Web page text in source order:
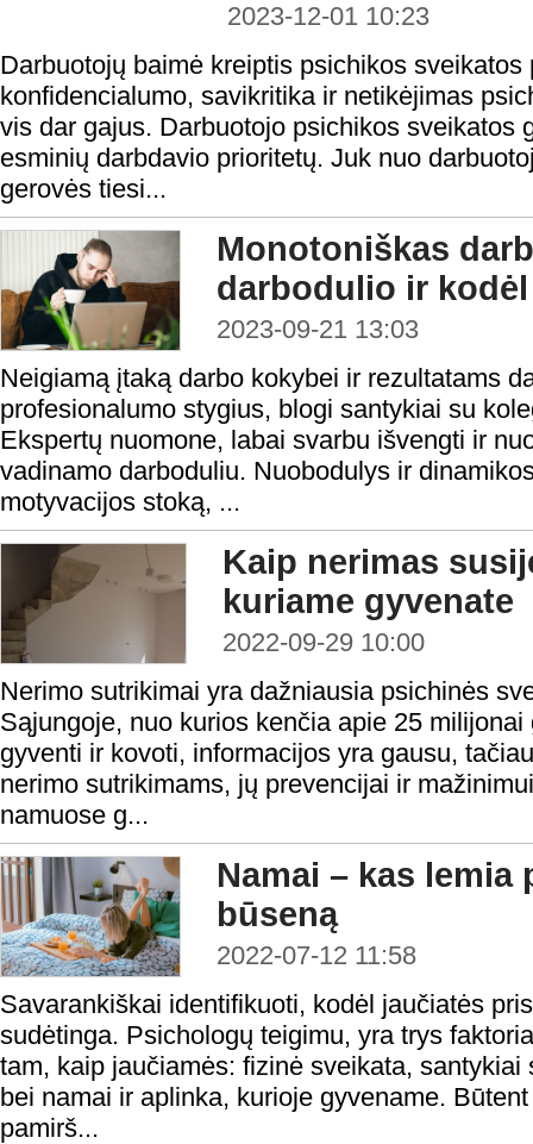
2023-12-01 10:23
Darbuotojų baimė kreiptis psichikos
konfidencialumo, savikritika ir netikėjimas
vis dar gajus. Darbuotojo psichikos sveikatos
esminių darbdavio prioritetų. Juk nuo
gerovės tiesi...
Monotoniškas
darbodulio ir
2023-09-21 13:03
Neigiamą įtaką darbo kokybei ir rezultatams
profesionalumo stygius, blogi santykiai su
Ekspertų nuomone, labai svarbu išvengti ir
vadinamo darboduliu. Nuobodulys ir
motyvacijos stoką, ...
Kaip nerimas
kuriame gyvenate
2022-09-29 10:00
Nerimo sutrikimai yra dažniausia psichinės
Sąjungoje, nuo kurios kenčia apie 25
gyventi ir kovoti, informacijos yra gausu,
nerimo sutrikimams, jų prevencijai ir
namuose g...
Namai – kas
būseną
2022-07-12 11:58
Savarankiškai identifikuoti, kodėl jaučiatės
sudėtinga. Psichologų teigimu, yra trys
tam, kaip jaučiamės: fizinė sveikata,
bei namai ir aplinka, kurioje gyvename.
pamirš...